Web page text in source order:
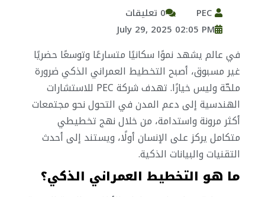
0 تعليقات
July 29, 2025 02:05 PM
في عالم يشهد نموًا سكانيًا متسارعًا وتوسعًا حضريًا
غير مسبوق، أصبح التخطيط العمراني الذكي ضرورة
ملحّة وليس خيارًا. تهدف شركة PEC للاستشارات
الهندسية إلى دعم المدن في التحول نحو مجتمعات
أكثر مرونة واستدامة، من خلال نهج تخطيطي
متكامل يركز على الإنسان أولًا، ويستند إلى أحدث
التقنيات والبيانات الذكية.
ما هو التخطيط العمراني الذكي؟